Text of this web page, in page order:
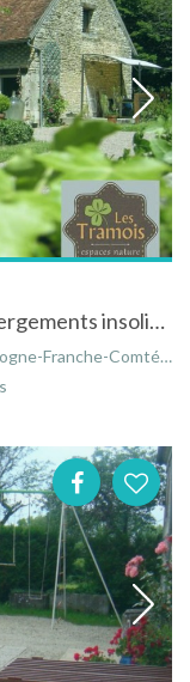
Domaine Les Tramois, Gîtes et hébergements insolites
Comté, France